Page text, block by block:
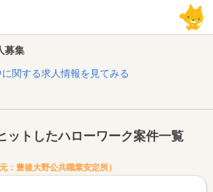
募集
関する求人情報を見てみる
ットしたハローワーク案件一覧
：豊後大野公共職業安定所）